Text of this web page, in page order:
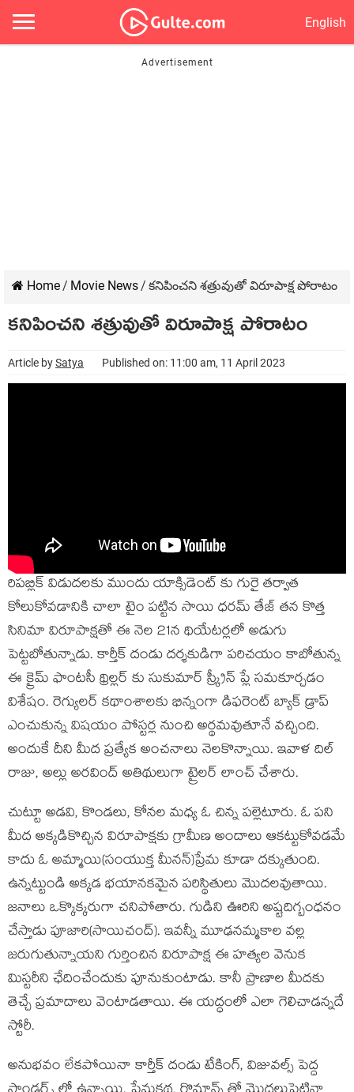
English
Home/ Movie News/ కనిపించని శత్రువుతో విరూపాక్ష పోరాటం
కనిపించని శత్రువుతో విరూపాక్ష పోరాటం
Article bySatya Published on: 11:00 am, 11 April 2023
రిపబ్లిక్ విడుదలకు ముందు యాక్సిడెంట్ కు గురై తర్వాత
కోలుకోవడానికి చాలా టైం పట్టిన సాయి ధరమ్ తేజ్ తన కొత్త
సినిమా విరూపాక్షతో ఈ నెల 21న థియేటర్లలో అడుగు
పెట్టబోతున్నాడు. కార్తీక్ దండు దర్శకుడిగా పరిచయం కాబోతున్న
ఈ క్రైమ్ ఫాంటసీ థ్రిల్లర్ కు సుకుమార్ స్క్రీన్ ప్లే సమకూర్చడం
విశేషం. రెగ్యులర్ కథాంశాలకు భిన్నంగా డిఫరెంట్ బ్యాక్ డ్రాప్
ఎంచుకున్న విషయం పోస్టర్ల నుంచి అర్థమవుతూనే వచ్చింది.
అందుకే దీని మీద ప్రత్యేక అంచనాలు నెలకొన్నాయి. ఇవాళ దిల్
రాజు, అల్లు అరవింద్ అతిథులుగా ట్రైలర్ లాంచ్ చేశారు.
చుట్టూ అడవి, కొండలు, కోనల మధ్య ఓ చిన్న పల్లెటూరు. ఓ పని
మీద అక్కడికొచ్చిన విరూపాక్షకు గ్రామీణ అందాలు ఆకట్టుకోవడమే
కాదు ఓ అమ్మాయి(సంయుక్త మీనన్)ప్రేమ కూడా దక్కుతుంది.
ఉన్నట్టుండి అక్కడ భయానకమైన పరిస్థితులు మొదలవుతాయి.
జనాలు ఒక్కొక్కరుగా చనిపోతారు. గుడిని ఊరిని అష్టదిగ్బంధనం
చేస్తాడు పూజారి(సాయిచంద్). ఇవన్నీ మూఢనమ్మకాల వల్ల
జరుగుతున్నాయని గుర్తించిన విరూపాక్ష ఈ హత్యల వెనుక
మిస్టరీని ఛేదించేందుకు పూనుకుంటాడు. కానీ ప్రాణాల మీదకు
తెచ్చే ప్రమాదాలు వెంటాడతాయి. ఈ యద్ధంలో ఎలా గెలిచాడన్నదే
స్టోరీ.
అనుభవం లేకపోయినా కార్తీక్ దండు టేకింగ్, విజువల్స్ పెద్ద